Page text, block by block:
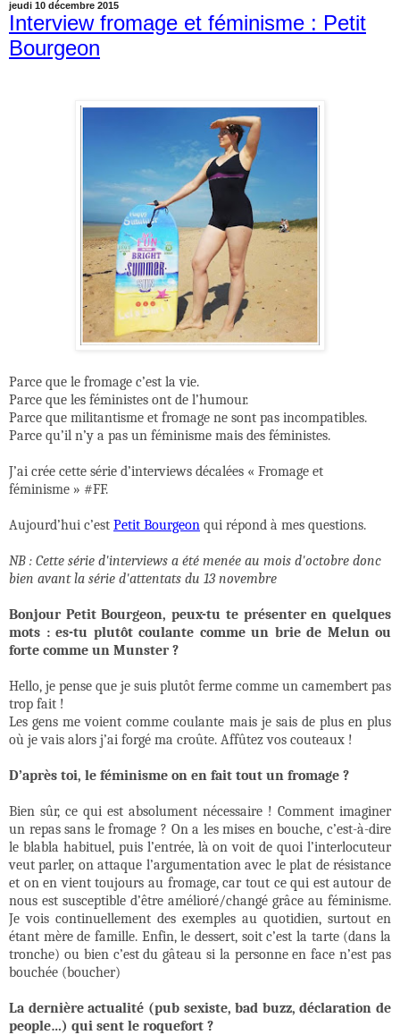
jeudi 10 décembre 2015
Interview fromage et féminisme : Petit
Bourgeon
Parce que le fromage c’est la vie.
Parce que les féministes ont de l’humour.
Parce que militantisme et fromage ne sont pas incompatibles.
Parce qu’il n’y a pas un féminisme mais des féministes.
J’ai crée cette série d’interviews décalées « Fromage et
féminisme » #FF.
Aujourd’hui c’est Petit Bourgeon qui répond à mes questions.
NB : Cette série d'interviews a été menée au mois d'octobre donc
bien avant la série d'attentats du 13 novembre
Bonjour Petit Bourgeon, peux-tu te présenter en quelques
mots : es-tu plutôt coulante comme un brie de Melun ou
forte comme un Munster ?
Hello, je pense que je suis plutôt ferme comme un camembert pas
trop fait !
Les gens me voient comme coulante mais je sais de plus en plus
où je vais alors j’ai forgé ma croûte. Affûtez vos couteaux !
D’après toi, le féminisme on en fait tout un fromage ?
Bien sûr, ce qui est absolument nécessaire ! Comment imaginer
un repas sans le fromage ? On a les mises en bouche, c’est-à-dire
le blabla habituel, puis l’entrée, là on voit de quoi l’interlocuteur
veut parler, on attaque l’argumentation avec le plat de résistance
et on en vient toujours au fromage, car tout ce qui est autour de
nous est susceptible d’être amélioré/changé grâce au féminisme.
Je vois continuellement des exemples au quotidien, surtout en
étant mère de famille. Enfin, le dessert, soit c’est la tarte (dans la
tronche) ou bien c’est du gâteau si la personne en face n’est pas
bouchée (boucher)
La dernière actualité (pub sexiste, bad buzz, déclaration de
people…) qui sent le roquefort ?